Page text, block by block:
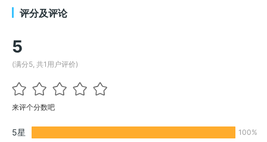
评分及评论
5
(满分5, 共1用户评价)
来评个分数吧
5星 100%